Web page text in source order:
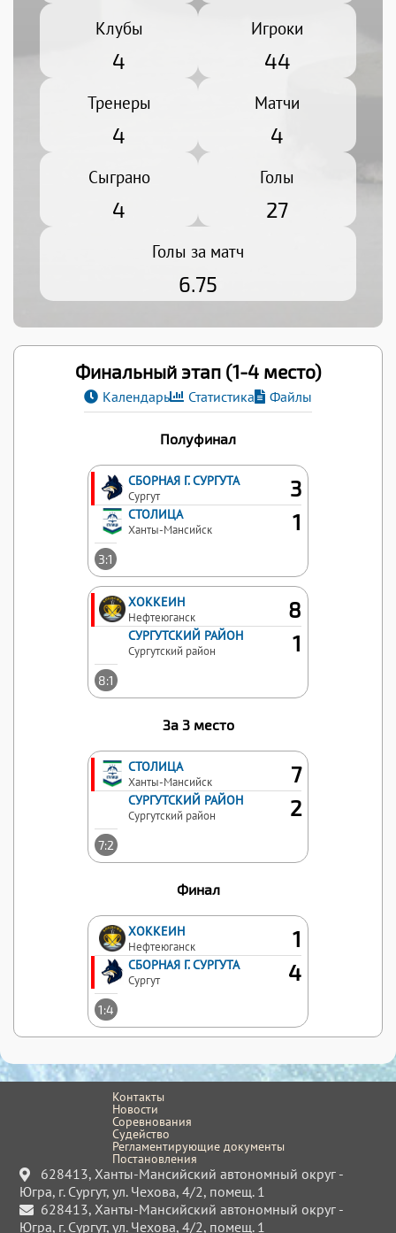
Клубы
4
Игроки
44
Тренеры
4
Матчи
4
Сыграно
4
Голы
27
Голы за матч
6.75
Финальный этап (1-4 место)
Календарь Статистика Файлы
Полуфинал
СБОРНАЯ Г. СУРГУТА
Сургут 3
СТОЛИЦА
Ханты-Мансийск 1
3:1
ХОККЕИН
Нефтеюганск 8
СУРГУТСКИЙ РАЙОН
Сургутский район 1
8:1
За 3 место
СТОЛИЦА
Ханты-Мансийск 7
СУРГУТСКИЙ РАЙОН
Сургутский район 2
7:2
Финал
ХОККЕИН
Нефтеюганск 1
СБОРНАЯ Г. СУРГУТА
Сургут 4
1:4
Контакты
Новости
Соревнования
Судейство
Регламентирующие документы
Постановления
628413, Ханты-Мансийский автономный округ -
Югра, г. Сургут, ул. Чехова, 4/2, помещ. 1
628413, Ханты-Мансийский автономный округ -
Югра, г. Сургут, ул. Чехова, 4/2, помещ. 1